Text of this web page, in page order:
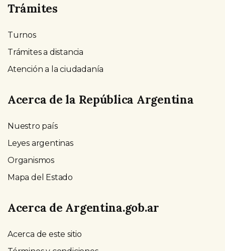
Trámites
Turnos
Trámites a distancia
Atención a la ciudadanía
Acerca de la República Argentina
Nuestro país
Leyes argentinas
Organismos
Mapa del Estado
Acerca de Argentina.gob.ar
Acerca de este sitio